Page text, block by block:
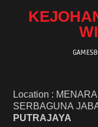
Location :
SERBAGUNA
PUTRAJAYA